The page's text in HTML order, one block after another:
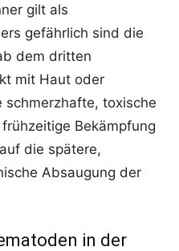
gilt als
gefährlich sind die
dem dritten
mit Haut oder
schmerzhafte, toxische
Bekämpfung
auf die spätere,
Absaugung der
in der